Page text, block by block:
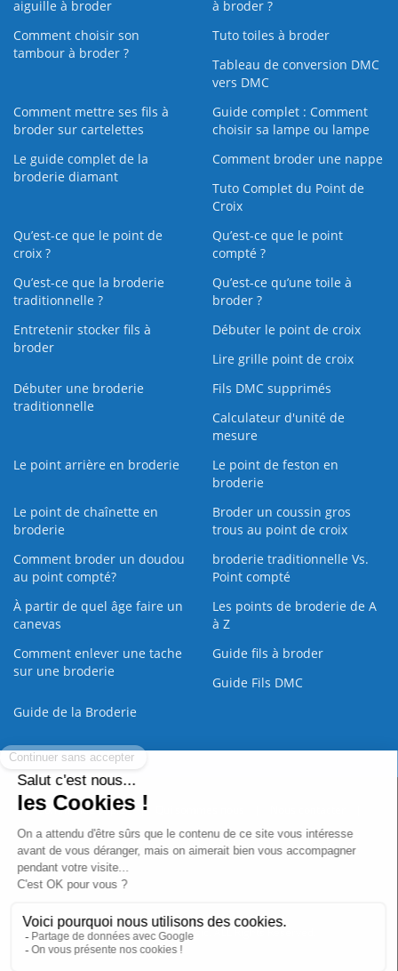
aiguille à broder
à broder ?
Comment choisir son
tambour à broder ?
Tuto toiles à broder
Tableau de conversion DMC
vers DMC
Comment mettre ses fils à
broder sur cartelettes
Guide complet : Comment
choisir sa lampe ou lampe
Le guide complet de la
broderie diamant
Comment broder une nappe
Tuto Complet du Point de
Croix
Qu’est-ce que le point de
croix ?
Qu’est-ce que le point
compté ?
Qu’est-ce que la broderie
traditionnelle ?
Qu’est‑ce qu’une toile à
broder ?
Entretenir stocker fils à
broder
Débuter le point de croix
Lire grille point de croix
Débuter une broderie
traditionnelle
Fils DMC supprimés
Calculateur d'unité de
mesure
Le point arrière en broderie
Le point de feston en
broderie
Le point de chaînette en
broderie
Broder un coussin gros
trous au point de croix
Comment broder un doudou
au point compté?
broderie traditionnelle Vs.
Point compté
À partir de quel âge faire un
canevas
Les points de broderie de A
à Z
Comment enlever une tache
sur une broderie
Guide fils à broder
Guide Fils DMC
Guide de la Broderie
Commande Papier |
Paiement sécurisé
| C.G.V
2008 - 2026 © CreaMagic. ALL Rights Reserved.